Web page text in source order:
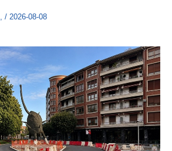
/ 2026-08-08